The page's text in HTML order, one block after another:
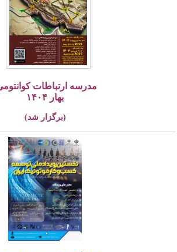
مدرسه ارتباطات کوانتومی،
بهار ۱۴۰۴
(برگزار شد)